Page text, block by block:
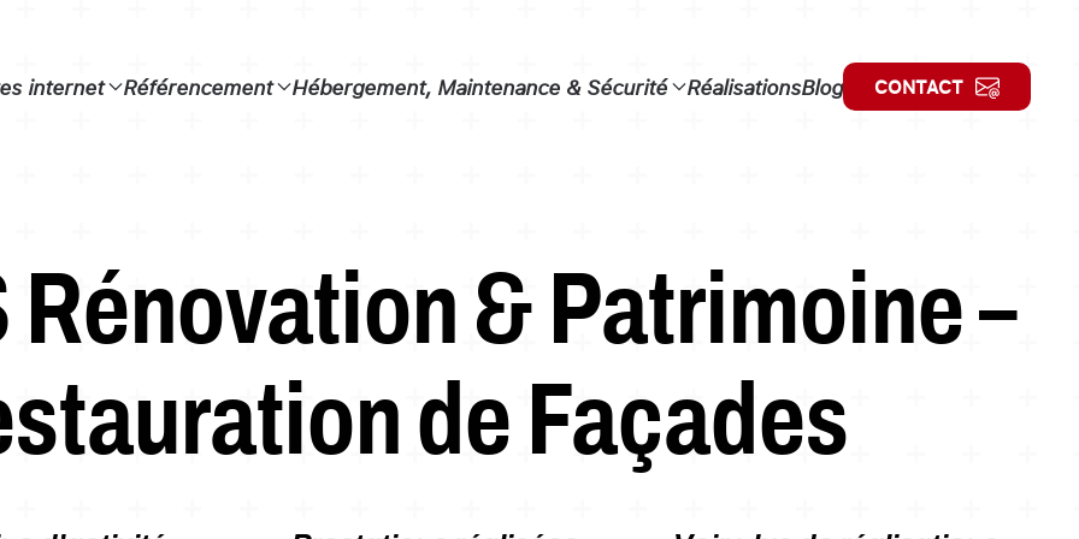
internet Référencement Hébergement, Maintenance & Sécurité RéalisationsBlog CONTACT
Rénovation & Patrimoine –
de Façades